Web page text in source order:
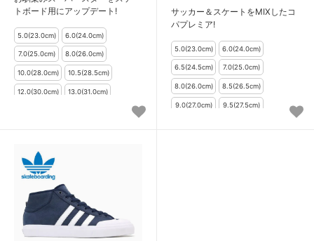
トボード用にアップデート!
サッカー＆スケートをMIXしたコ
パプレミア!